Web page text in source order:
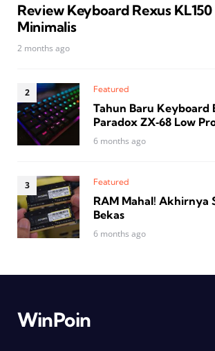
Review Keyboard Rexus
Minimalis
2 months ago
Featured
Tahun Baru Keyboard
Paradox ZX‑68 Low
6 months ago
Featured
RAM Mahal! Akhirnya
Bekas
6 months ago
WinPoin